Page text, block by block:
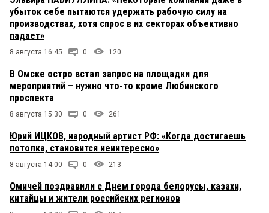
убыток себе пытаются удержать рабочую силу на
производствах, хотя спрос в их секторах объективно
падает»
8 августа 16:45 0 120
В Омске остро встал запрос на площадки для
мероприятий – нужно что-то кроме Любинского
проспекта
8 августа 15:30 0 261
Юрий ИЦКОВ, народный артист РФ: «Когда достигаешь
потолка, становится неинтересно»
8 августа 14:00 0 213
Омичей поздравили с Днем города белорусы, казахи,
китайцы и жители российских регионов